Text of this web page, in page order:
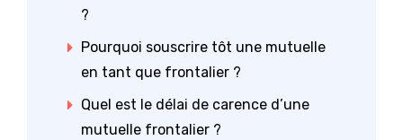
?
Pourquoi souscrire tôt une mutuelle
en tant que frontalier ?
Quel est le délai de carence d’une
mutuelle frontalier ?